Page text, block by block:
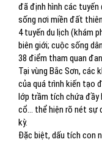
đã định hình các tuyến
sống nơi miền đất
4 tuyến du lịch (khám
biên giới; cuộc sống
38 điểm tham quan
Tại vùng Bắc Sơn,
của quá trình kiến tạo
lớp trầm tích chứa đầy
cổ… thể hiện rõ nét sự
kỳ.
Đặc biệt, dấu tích con